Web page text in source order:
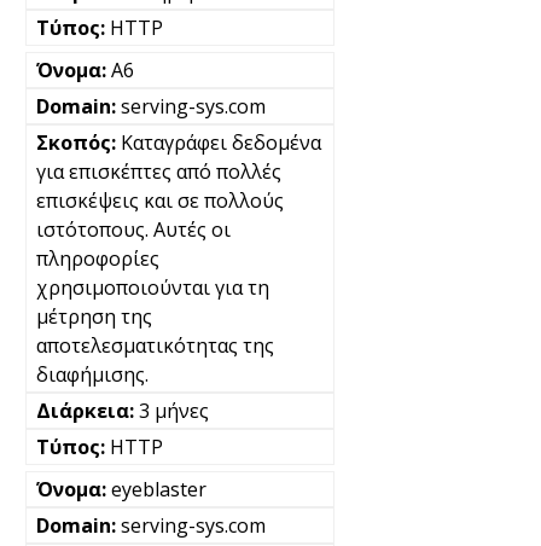
HTTP
A6
serving-sys.com
Καταγράφει δεδομένα
για επισκέπτες από πολλές
επισκέψεις και σε πολλούς
ιστότοπους. Αυτές οι
πληροφορίες
χρησιμοποιούνται για τη
μέτρηση της
αποτελεσματικότητας της
διαφήμισης.
3 μήνες
HTTP
eyeblaster
serving-sys.com